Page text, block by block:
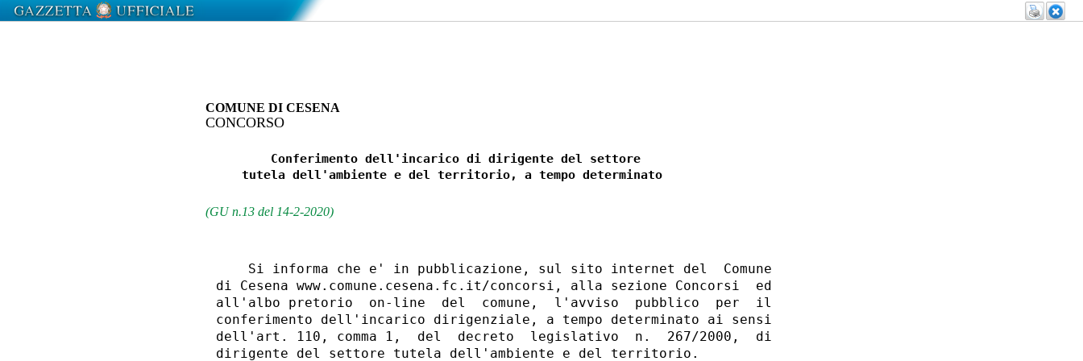
COMUNE DI CESENA
CONCORSO
         Conferimento dell'incarico di dirigente del settore
     tutela dell'ambiente e del territorio, a tempo determinato
(GU n.13 del 14-2-2020)
    Si informa che e' in pubblicazione, sul sito internet del  Comune
di Cesena www.comune.cesena.fc.it/concorsi, alla sezione Concorsi  ed
all'albo pretorio  on-line  del  comune,  l'avviso  pubblico  per  il
conferimento dell'incarico dirigenziale, a tempo determinato ai sensi
dell'art. 110, comma 1,  del  decreto  legislativo  n.  267/2000,  di
dirigente del settore tutela dell'ambiente e del territorio.